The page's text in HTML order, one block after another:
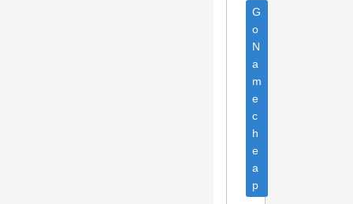
G
o
N
a
m
e
c
h
e
a
p